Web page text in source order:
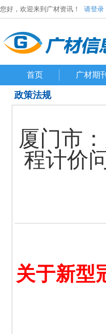
您好，欢迎来到广材资讯！ 请登录
首页 广材期刊
政策法规
厦门市
程计价
关于新型